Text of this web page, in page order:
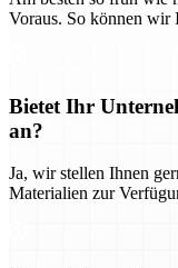
Voraus. So können wir
Bietet Ihr
an?
Ja, wir stellen Ihnen
Materialien zur